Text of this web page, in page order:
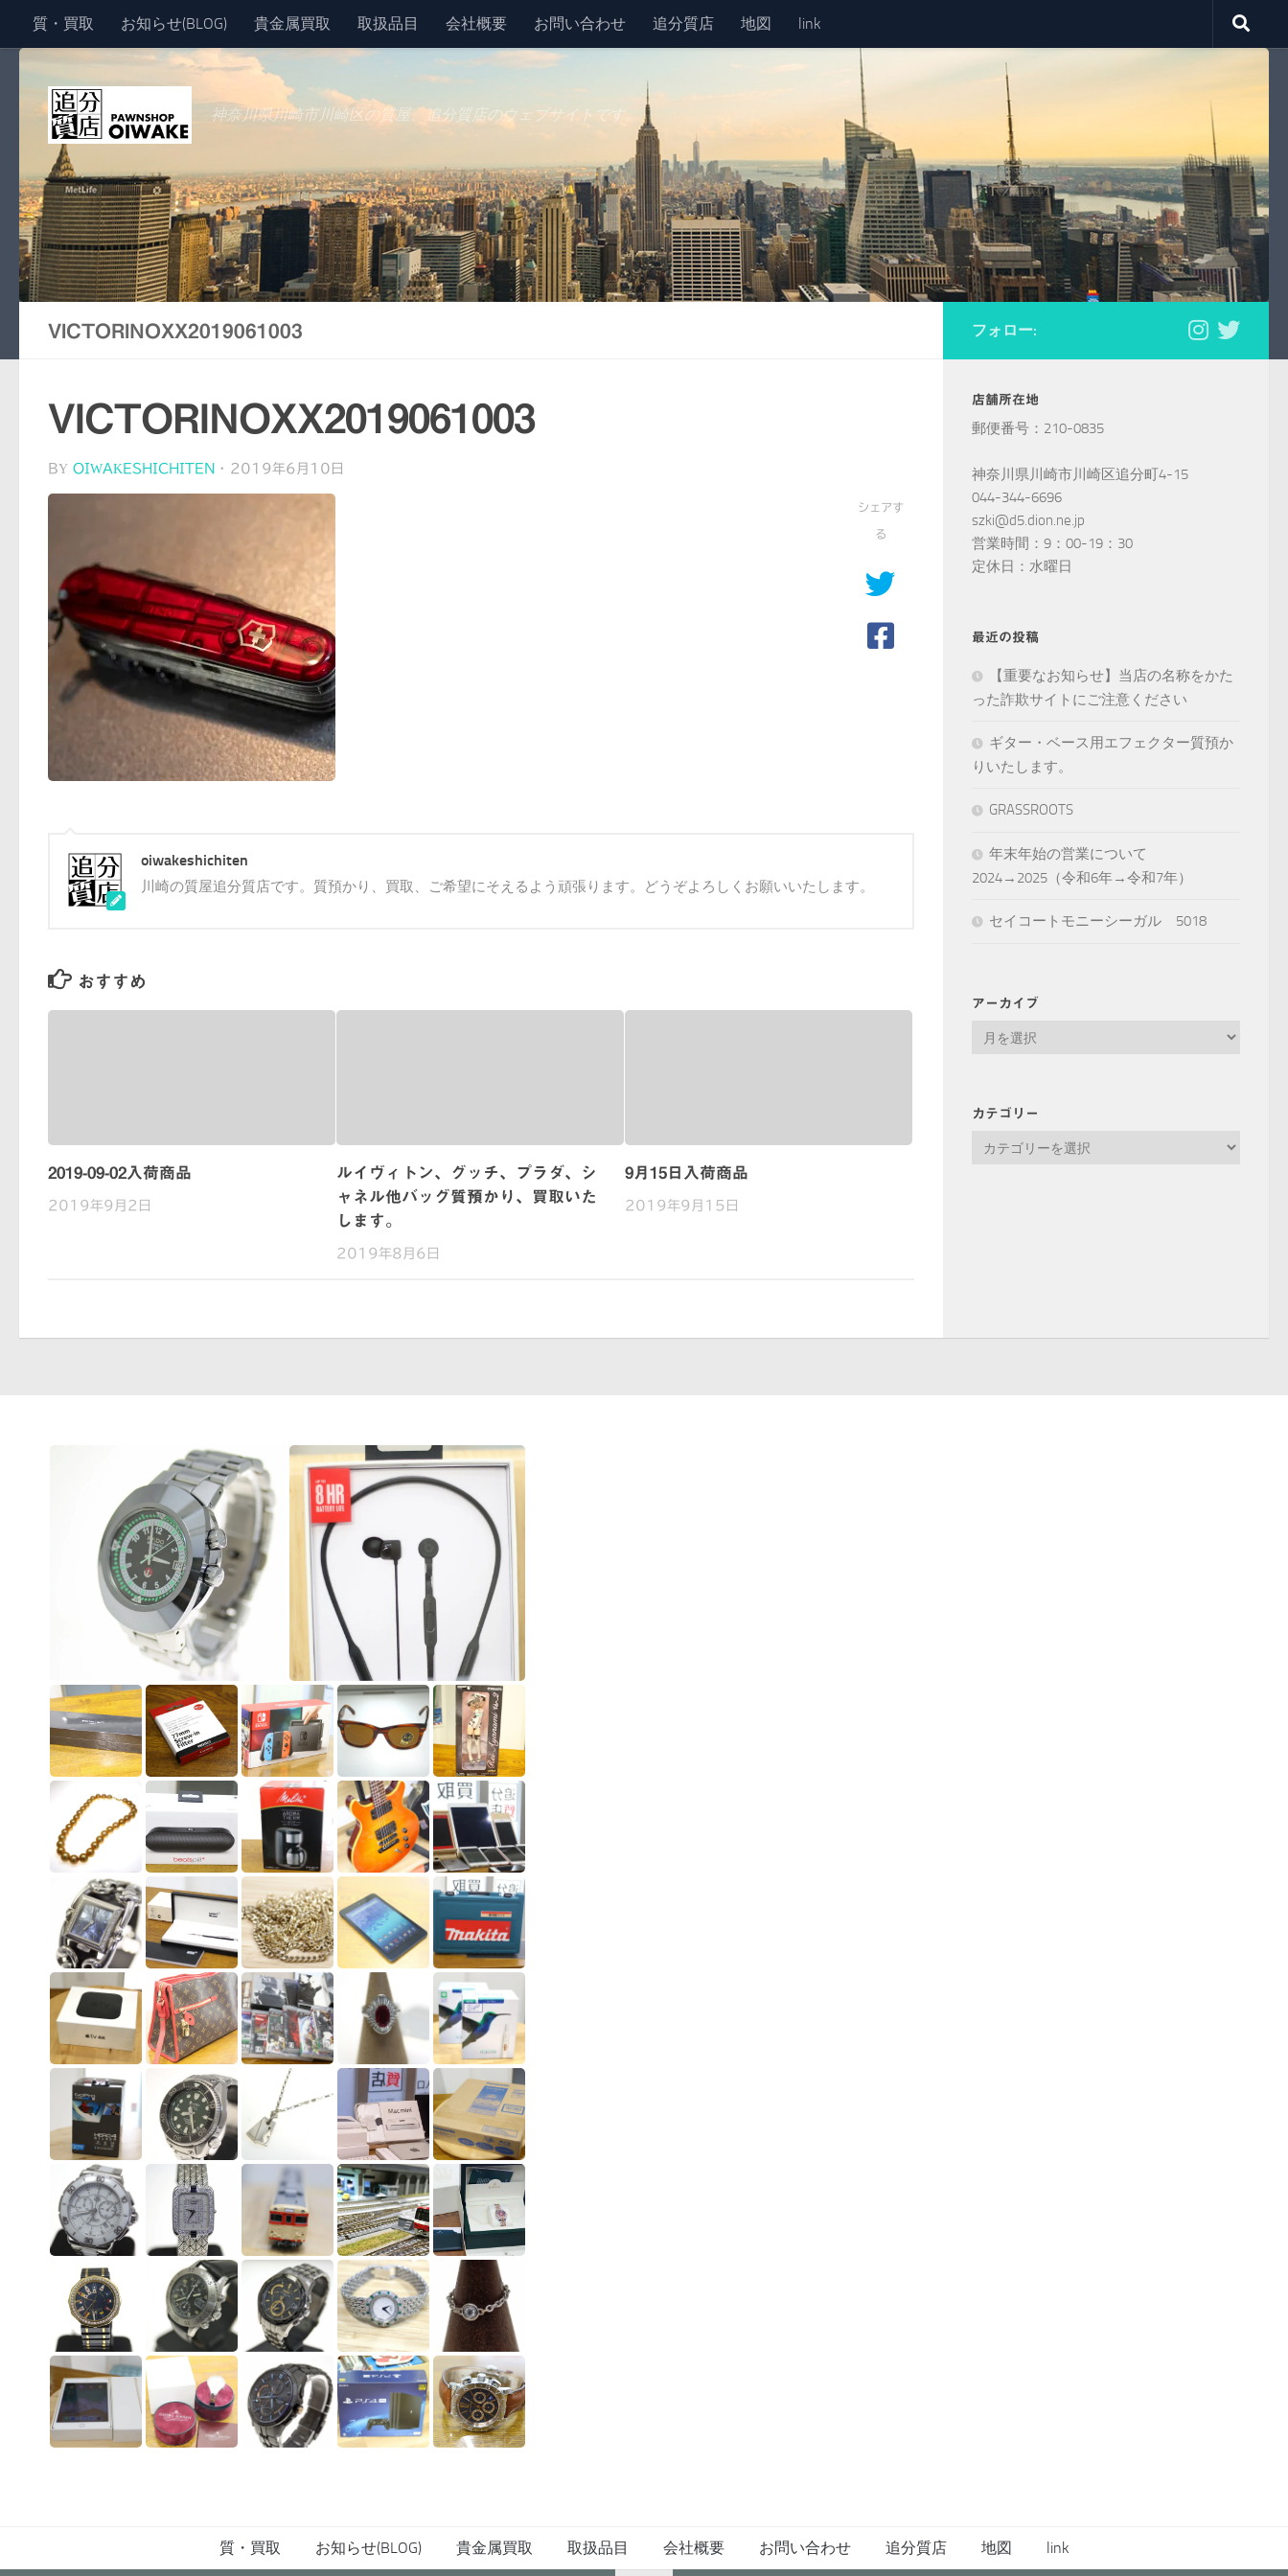
コンテンツへスキップ
質・買取 お知らせ(BLOG) 貴金属買取 取扱品目 会社概要 お問い合わせ 追分質店 地図 link
神奈川県川崎市川崎区の質屋、追分質店のウェブサイトです。
VICTORINOXX2019061003
VICTORINOXX2019061003
BY OIWAKESHICHITEN · 2019年6月10日
シェアす
る
oiwakeshichiten
川崎の質屋追分質店です。質預かり、買取、ご希望にそえるよう頑張ります。どうぞよろしくお願いいたします。
おすすめ
2019-09-02入荷商品
2019年9月2日
ルイヴィトン、グッチ、プラダ、シ
ャネル他バッグ質預かり、買取いた
します。
2019年8月6日
9月15日入荷商品
2019年9月15日
フォロー:
店舗所在地
郵便番号：210-0835
神奈川県川崎市川崎区追分町4-15
044-344-6696
szki@d5.dion.ne.jp
営業時間：9：00-19：30
定休日：水曜日
最近の投稿
【重要なお知らせ】当店の名称をかた
った詐欺サイトにご注意ください
ギター・ベース用エフェクター質預か
りいたします。
GRASSROOTS
年末年始の営業について
2024→2025（令和6年→令和7年）
セイコートモニーシーガル 5018
アーカイブ
ブ
カテゴリー
質・買取 お知らせ(BLOG) 貴金属買取 取扱品目 会社概要 お問い合わせ 追分質店 地図 link